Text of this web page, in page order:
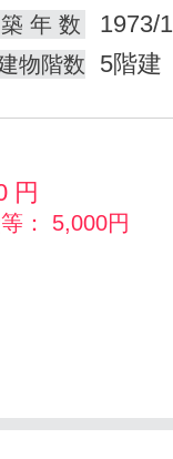
築 年 数
1973/
物階数 5階建
円
： 5,000円